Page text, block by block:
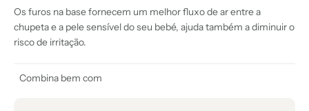
Os furos na base fornecem um melhor fluxo de ar entre a
chupeta e a pele sensível do seu bebé, ajuda também a diminuir o
risco de irritação.
Combina bem com